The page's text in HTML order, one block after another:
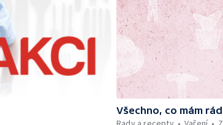
Všechno, co mám